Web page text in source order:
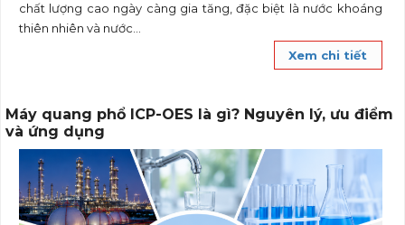
chất lượng cao ngày càng gia tăng, đặc biệt là nước khoáng
thiên nhiên và nước...
Xem chi tiết
Máy quang phổ ICP-OES là gì? Nguyên lý, ưu điểm
và ứng dụng